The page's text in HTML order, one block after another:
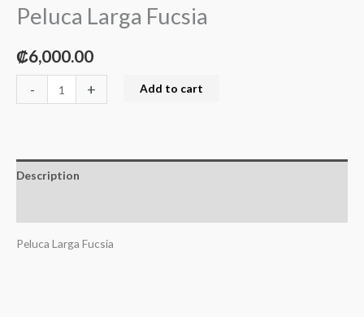
Peluca Larga Fucsia
₡6,000.00
- + Add to cart
Description
Peluca Larga Fucsia